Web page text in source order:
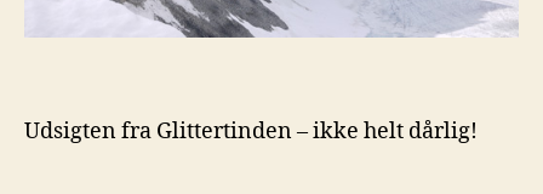
Udsigten fra Glittertinden – ikke helt dårlig!